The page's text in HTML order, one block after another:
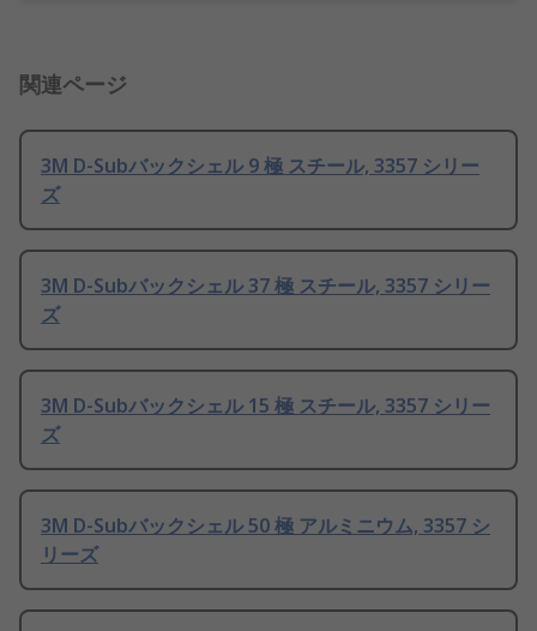
関連ページ
3M D-Subバックシェル 9 極 スチール, 3357 シリー
ズ
3M D-Subバックシェル 37 極 スチール, 3357 シリー
ズ
3M D-Subバックシェル 15 極 スチール, 3357 シリー
ズ
3M D-Subバックシェル 50 極 アルミニウム, 3357 シ
リーズ